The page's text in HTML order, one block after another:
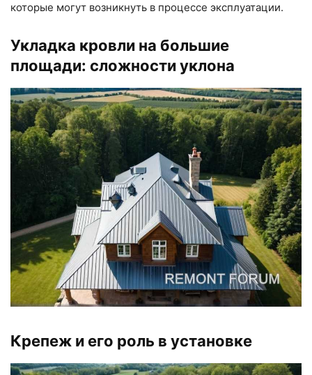
которые могут возникнуть в процессе эксплуатации.
Укладка кровли на большие
площади: сложности уклона
Крепеж и его роль в установке